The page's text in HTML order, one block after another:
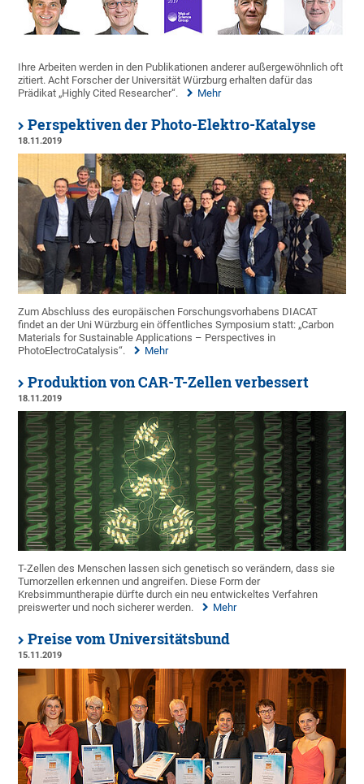
Ihre Arbeiten werden in den Publikationen anderer außergewöhnlich oft
zitiert. Acht Forscher der Universität Würzburg erhalten dafür das
Prädikat „Highly Cited Researcher“.
Mehr
Perspektiven der Photo-Elektro-Katalyse
18.11.2019
Zum Abschluss des europäischen Forschungsvorhabens DIACAT
findet an der Uni Würzburg ein öffentliches Symposium statt: „Carbon
Materials for Sustainable Applications – Perspectives in
PhotoElectroCatalysis“.
Mehr
Produktion von CAR-T-Zellen verbessert
18.11.2019
T-Zellen des Menschen lassen sich genetisch so verändern, dass sie
Tumorzellen erkennen und angreifen. Diese Form der
Krebsimmuntherapie dürfte durch ein neu entwickeltes Verfahren
preiswerter und noch sicherer werden.
Mehr
Preise vom Universitätsbund
15.11.2019